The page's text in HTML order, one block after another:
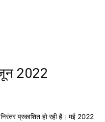
2022
प्रकाशित हो रही है। मई 2022